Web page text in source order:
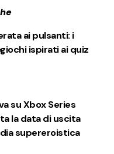
ai pulsanti: i
ispirati ai quiz
su Xbox Series
la data di uscita
supereroistica